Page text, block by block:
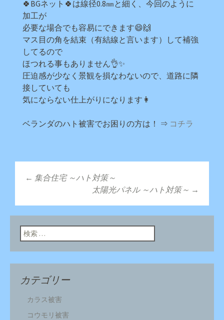
🍀BGネット🍀は線径0.8㎜と細く、今回のように
加工が
必要な場合でも容易にできます😄🙌
マス目の角を結束（有結線と言います）して補強
してるので
ほつれる事もありません👌✨
圧迫感が少なく景観を損なわないので、道路に隣
接していても
気にならない仕上がりになります👩
ベランダのハト被害でお困りの方は！ ⇒ コチラ
投稿ナビゲーショ
ン
← 集合住宅 ～ハト対策～
太陽光パネル ～ハト対策～ →
検索:
カテゴリー
カラス被害
コウモリ被害